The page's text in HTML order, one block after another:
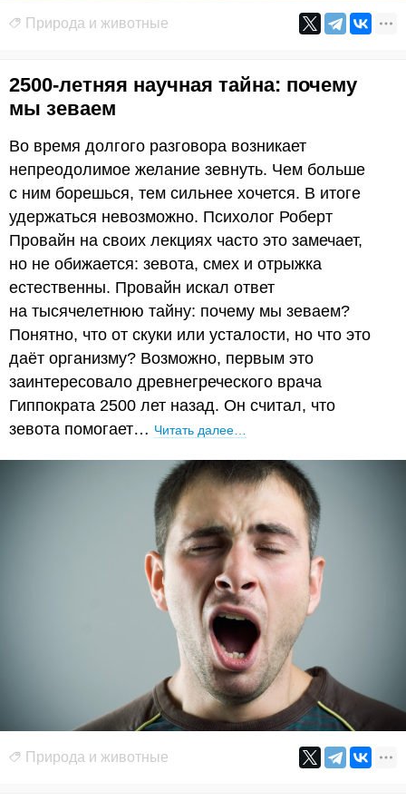
Природа и животные
2500-летняя научная тайна: почему
мы зеваем
Во время долгого разговора возникает
непреодолимое желание зевнуть. Чем больше
с ним борешься, тем сильнее хочется. В итоге
удержаться невозможно. Психолог Роберт
Провайн на своих лекциях часто это замечает,
но не обижается: зевота, смех и отрыжка
естественны. Провайн искал ответ
на тысячелетнюю тайну: почему мы зеваем?
Понятно, что от скуки или усталости, но что это
даёт организму? Возможно, первым это
заинтересовало древнегреческого врача
Гиппократа 2500 лет назад. Он считал, что
зевота помогает… Читать далее…
Природа и животные